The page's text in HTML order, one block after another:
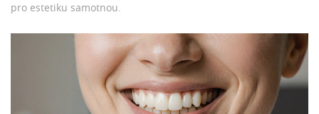
pro estetiku samotnou.